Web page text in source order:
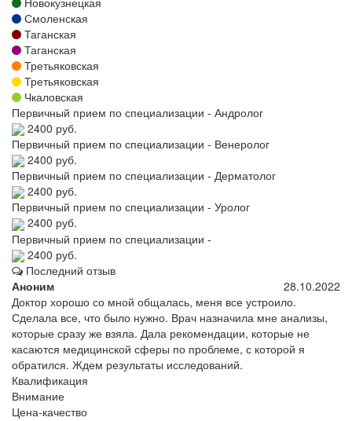
Смоленская
Таганская
Таганская
Третьяковская
Третьяковская
Чкаловская
Первичный прием по специализации - Андролог
2400 руб.
Первичный прием по специализации - Венеролог
2400 руб.
Первичный прием по специализации - Дерматолог
2400 руб.
Первичный прием по специализации - Уролог
2400 руб.
Первичный прием по специализации -
2400 руб.
Последний отзыв
Аноним
28.10.2022
Доктор хорошо со мной общалась, меня все устроило.
Сделала все, что было нужно. Врач назначила мне анализы,
которые сразу же взяла. Дала рекомендации, которые не
касаются медицинской сферы по проблеме, с которой я
обратился. Ждем результаты исследований.
Квалификация
Внимание
Цена-качество